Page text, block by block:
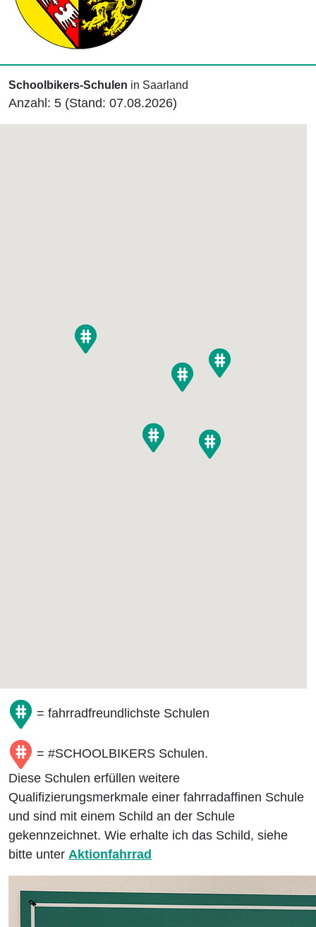
Schoolbikers-Schulen in Saarland
Anzahl: 5 (Stand: 07.08.2026)
= fahrradfreundlichste Schulen
= #SCHOOLBIKERS Schulen.
Diese Schulen erfüllen weitere
Qualifizierungsmerkmale einer fahrradaffinen Schule
und sind mit einem Schild an der Schule
gekennzeichnet. Wie erhalte ich das Schild, siehe
bitte unter Aktionfahrrad